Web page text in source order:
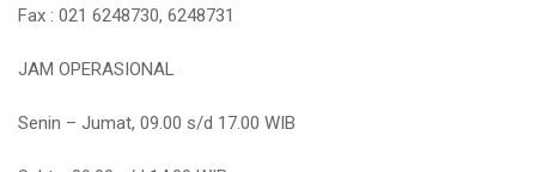
Fax : 021 6248730, 6248731
JAM OPERASIONAL
Senin – Jumat, 09.00 s/d 17.00 WIB